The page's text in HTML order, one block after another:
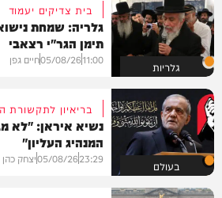
גלריות
בית צדיקים יעמוד
גלריה: שמחת
תימן הגר"י רצאבי
11:00
05/08/26חיים גפן
בעולם
בריאיון לתקשורת
נשיא איראן: "לא
המנהיג העליון"
23:29
05/08/26יצחק כהן